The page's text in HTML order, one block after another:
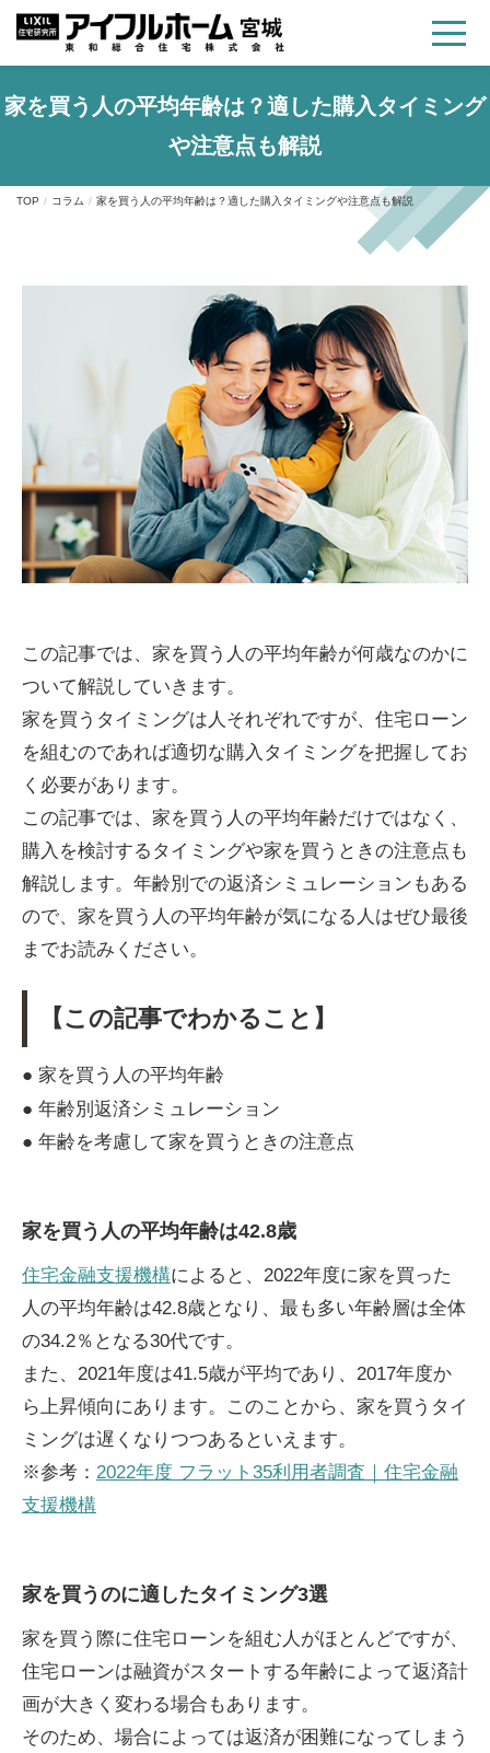
家を買う人の平均年齢は？適した購入タイミング
や注意点も解説
TOP コラム 家を買う人の平均年齢は？適した購入タイミングや注意点も解説
この記事では、家を買う人の平均年齢が何歳なのかに
ついて解説していきます。
家を買うタイミングは人それぞれですが、住宅ローン
を組むのであれば適切な購入タイミングを把握してお
く必要があります。
この記事では、家を買う人の平均年齢だけではなく、
購入を検討するタイミングや家を買うときの注意点も
解説します。年齢別での返済シミュレーションもある
ので、家を買う人の平均年齢が気になる人はぜひ最後
までお読みください。
【この記事でわかること】
● 家を買う人の平均年齢
● 年齢別返済シミュレーション
● 年齢を考慮して家を買うときの注意点
家を買う人の平均年齢は42.8歳
住宅金融支援機構によると、2022年度に家を買った
人の平均年齢は42.8歳となり、最も多い年齢層は全体
の34.2％となる30代です。
また、2021年度は41.5歳が平均であり、2017年度か
ら上昇傾向にあります。このことから、家を買うタイ
ミングは遅くなりつつあるといえます。
※参考： 2022年度 フラット35利用者調査｜住宅金融
支援機構
家を買うのに適したタイミング3選
家を買う際に住宅ローンを組む人がほとんどですが、
住宅ローンは融資がスタートする年齢によって返済計
画が大きく変わる場合もあります。
そのため、場合によっては返済が困難になってしまう